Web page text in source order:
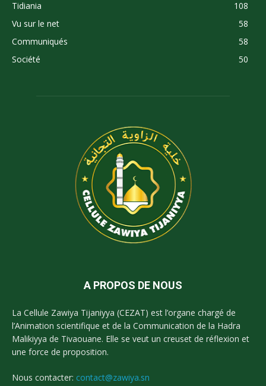
Tidiania
108
Vu sur le net
58
Communiqués
58
Société
50
A PROPOS DE NOUS
La Cellule Zawiya Tijaniyya (CEZAT) est l’organe chargé de
l’Animation scientifique et de la Communication de la Hadra
Malikiyya de Tivaouane. Elle se veut un creuset de réflexion et
une force de proposition.
Nous contacter: contact@zawiya.sn